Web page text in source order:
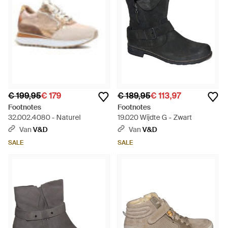
€ 199,95€ 179
Footnotes
32.002.4080 - Naturel
VanV&D
SALE
€ 189,95€ 113,97
Footnotes
19.020 Wijdte G - Zwart
VanV&D
SALE